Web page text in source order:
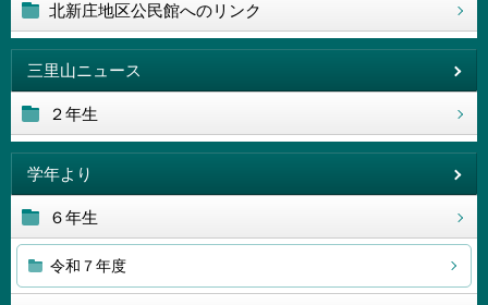
北新庄地区公民館へのリンク
三里山ニュース
２年生
学年より
６年生
令和７年度